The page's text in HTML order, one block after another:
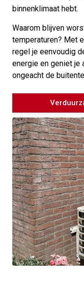
binnenklimaat hebt.
Waarom blijven
temperaturen? Met
regel je eenvoudig
energie en geniet je
ongeacht de